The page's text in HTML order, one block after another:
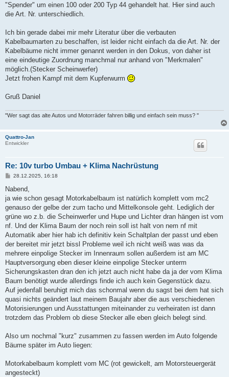
"Spender" um einen 100 oder 200 Typ 44 gehandelt hat. Hier sind auch
die Art. Nr. unterschiedlich.
Ich bin gerade dabei mir mehr Literatur über die verbauten
Kabelbaumarten zu beschaffen, ist leider nicht einfach da die Art. Nr. der
Kabelbäume nicht immer genannt werden in den Dokus, von daher ist
eine eindeutige Zuordnung manchmal nur anhand von "Merkmalen"
möglich.(Stecker Scheinwerfer)
Jetzt frohen Kampf mit dem Kupferwurm
Gruß Daniel
"Wer sagt das alte Autos und Motorräder fahren billig und einfach sein muss? "
Quattro-Jan
Entwickler
Re: 10v turbo Umbau + Klima Nachrüstung
B
i
r
a
28.12.2025, 16:18
Nabend,
ja wie schon gesagt Motorkabelbaum ist natürlich komplett vom mc2
genauso der gelbe der zum tacho und Mittelkonsole geht. Lediglich der
grüne wo z.b. die Scheinwerfer und Hupe und Lichter dran hängen ist vom
nf. Und der Klima Baum der noch rein soll ist halt von nem nf mit
Automatik aber hier hab ich definitiv kein Schaltplan der passt und eben
der bereitet mir jetzt bissl Probleme weil ich nicht weiß was was da
mehrere einpolige Stecker im Innenraum sollen außerdem ist am MC
Hauptversorgung eben dieser kleine einpolige Stecker unterm
Sicherungskasten dran den ich jetzt auch nicht habe da ja der vom Klima
Baum benötigt wurde allerdings finde ich auch kein Gegenstück dazu.
Auf jedenfall beruhigt mich das schonmal wenn du sagst bei dem hat sich
quasi nichts geändert laut meinem Baujahr aber die aus verschiedenen
Motorisierungen und Ausstattungen miteinander zu verheiraten ist dann
trotzdem das Problem ob diese Stecker alle eben gleich belegt sind.
Also um nochmal "kurz" zusammen zu fassen werden im Auto folgende
Bäume später im Auto liegen:
Motorkabelbaum komplett vom MC (rot gewickelt, am Motorsteuergerät
angesteckt)